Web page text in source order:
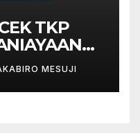
TKP
MESUJI